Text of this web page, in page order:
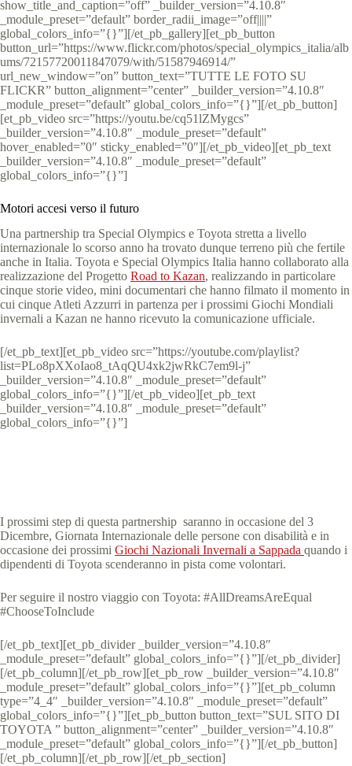
show_title_and_caption=”off” _builder_version=”4.10.8″
_module_preset=”default” border_radii_image=”off||||”
global_colors_info=”{}”][/et_pb_gallery][et_pb_button
button_url=”https://www.flickr.com/photos/special_olympics_italia/alb
ums/72157720011847079/with/51587946914/”
url_new_window=”on” button_text=”TUTTE LE FOTO SU
FLICKR” button_alignment=”center” _builder_version=”4.10.8″
_module_preset=”default” global_colors_info=”{}”][/et_pb_button]
[et_pb_video src=”https://youtu.be/cq51lZMygcs”
_builder_version=”4.10.8″ _module_preset=”default”
hover_enabled=”0″ sticky_enabled=”0″][/et_pb_video][et_pb_text
_builder_version=”4.10.8″ _module_preset=”default”
global_colors_info=”{}”]
Motori accesi verso il futuro
Una partnership tra Special Olympics e Toyota stretta a livello
internazionale lo scorso anno ha trovato dunque terreno più che fertile
anche in Italia. Toyota e Special Olympics Italia hanno collaborato alla
realizzazione del Progetto Road to Kazan, realizzando in particolare
cinque storie video, mini documentari che hanno filmato il momento in
cui cinque Atleti Azzurri in partenza per i prossimi Giochi Mondiali
invernali a Kazan ne hanno ricevuto la comunicazione ufficiale.
[/et_pb_text][et_pb_video src=”https://youtube.com/playlist?
list=PLo8pXXoIao8_tAqQU4xk2jwRkC7em9l-j”
_builder_version=”4.10.8″ _module_preset=”default”
global_colors_info=”{}”][/et_pb_video][et_pb_text
_builder_version=”4.10.8″ _module_preset=”default”
global_colors_info=”{}”]
I prossimi step di questa partnership saranno in occasione del 3
Dicembre, Giornata Internazionale delle persone con disabilità e in
occasione dei prossimi Giochi Nazionali Invernali a Sappada quando i
dipendenti di Toyota scenderanno in pista come volontari.
Per seguire il nostro viaggio con Toyota: #AllDreamsAreEqual
#ChooseToInclude
[/et_pb_text][et_pb_divider _builder_version=”4.10.8″
_module_preset=”default” global_colors_info=”{}”][/et_pb_divider]
[/et_pb_column][/et_pb_row][et_pb_row _builder_version=”4.10.8″
_module_preset=”default” global_colors_info=”{}”][et_pb_column
type=”4_4″ _builder_version=”4.10.8″ _module_preset=”default”
global_colors_info=”{}”][et_pb_button button_text=”SUL SITO DI
TOYOTA ” button_alignment=”center” _builder_version=”4.10.8″
_module_preset=”default” global_colors_info=”{}”][/et_pb_button]
[/et_pb_column][/et_pb_row][/et_pb_section]